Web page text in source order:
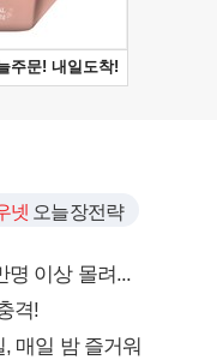
넷 오늘장전략
명 이상 몰려...
격!
매일 밤 즐거워